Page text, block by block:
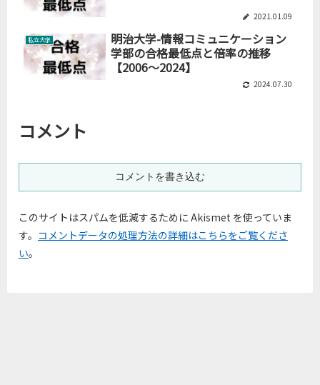
2021.01.09
私立大学
明治大学-情報コミュニケーション
学部の合格最低点と倍率の推移
【2006～2024】
2024.07.30
コメント
コメントを書き込む
このサイトはスパムを低減するために Akismet を使っていま
す。 コメントデータの処理方法の詳細はこちらをご覧くださ
い。